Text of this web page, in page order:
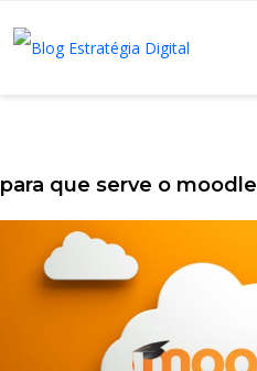
para que serve o moodle